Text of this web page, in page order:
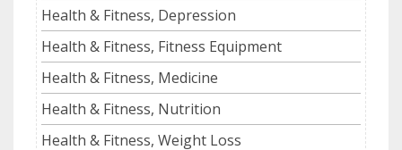
Health & Fitness, Depression
Health & Fitness, Fitness Equipment
Health & Fitness, Medicine
Health & Fitness, Nutrition
Health & Fitness, Weight Loss